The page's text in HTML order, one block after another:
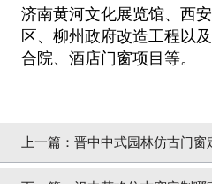
济南黄河文化展览馆、西
区、柳州政府改造工程以
合院、酒店门窗项目等。
上一篇： 晋中中式园林仿古门窗